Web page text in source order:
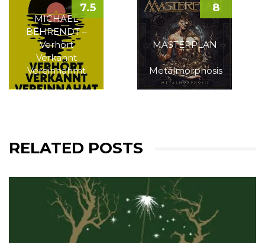
MICHAEL
BEHRENDT –
Verhört
Verkannt
Vereinnahmt
7.5
MASTERPLAN
–
Metalmorphosis
8
RELATED POSTS